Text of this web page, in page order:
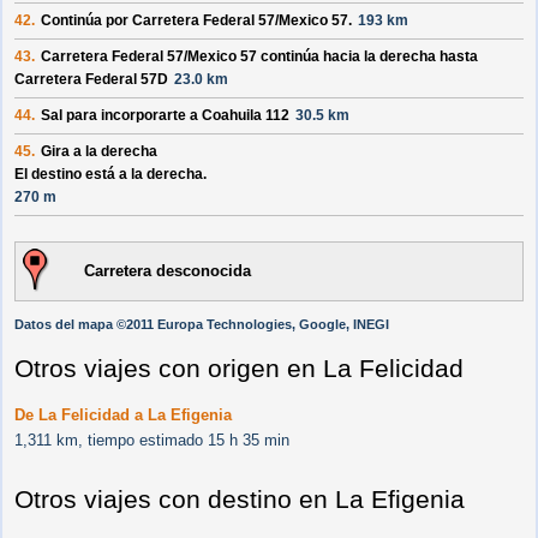
42. Continúa por Carretera Federal 57/Mexico 57. 193 km
43. Carretera Federal 57/Mexico 57 continúa hacia la derecha hasta
Carretera Federal 57D 23.0 km
44. Sal para incorporarte a Coahuila 112 30.5 km
45. Gira a la derecha
El destino está a la derecha.
270 m
Carretera desconocida
Datos del mapa ©2011 Europa Technologies, Google, INEGI
Otros viajes con origen en La Felicidad
De La Felicidad a La Efigenia
1,311 km, tiempo estimado 15 h 35 min
Otros viajes con destino en La Efigenia